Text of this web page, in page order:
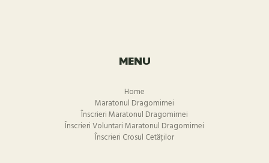
MENU
Home
Maratonul Dragomirnei
Înscrieri Maratonul Dragomirnei
Înscrieri Voluntari Maratonul Dragomirnei
Înscrieri Crosul Cetăților